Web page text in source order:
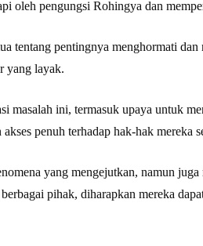
oleh pengungsi Rohingya dan
tentang pentingnya menghormati
yang layak.
ini, termasuk upaya untuk
penuh terhadap hak-hak mereka
yang mengejutkan, namun
pihak, diharapkan mereka